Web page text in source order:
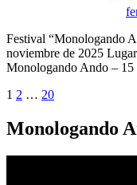
Festival “Monologando Ando” 15 Años Del 29 de octubre al 2 de
noviembre de 2025
Monologando Ando –
Paginación
de
entradas
1 2 … 20
Monologando